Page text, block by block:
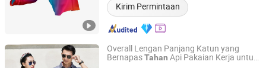
Kirim Permintaan
Overall Lengan Panjang Katun yang
BernapasTahan Api Pakaian Kerja untuk
Jinjiang Kaining Import and Export Co., Ltd.